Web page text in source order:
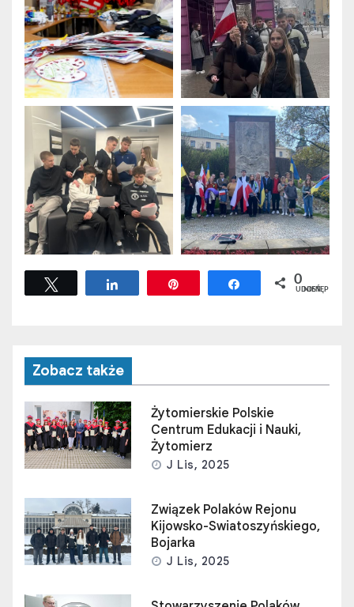
Udostępnij Udostępnij
0
UDOSTĘPNIEŃ
Zobacz także
Żytomierskie Polskie
Centrum Edukacji i Nauki,
Żytomierz
J Lis, 2025
Związek Polaków Rejonu
Kijowsko-Swiatoszyńskiego,
Bojarka
J Lis, 2025